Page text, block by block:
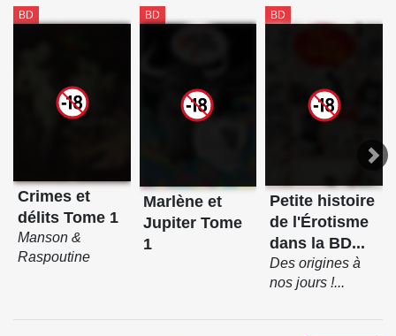
BD
Crimes et
délits Tome 1
Manson &
Raspoutine
BD
Marlène et
Jupiter Tome
1
BD
Petite histoire
de l'Érotisme
dans la BD...
Des origines à
nos jours !...